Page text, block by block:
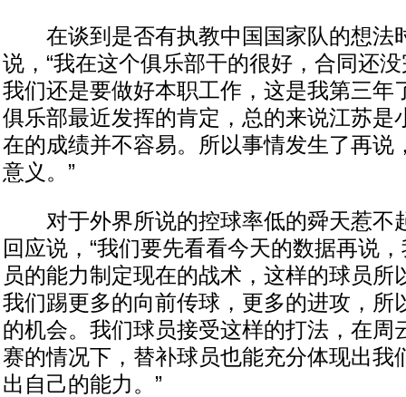
在谈到是否有执教中国国家队的想法
说，“我在这个俱乐部干的很好，合同还
我们还是要做好本职工作，这是我第三年
俱乐部最近发挥的肯定，总的来说江苏是
在的成绩并不容易。所以事情发生了再说
意义。”
对于外界所说的控球率低的舜天惹不
回应说，“我们要先看看今天的数据再说
员的能力制定现在的战术，这样的球员所
我们踢更多的向前传球，更多的进攻，所
的机会。我们球员接受这样的打法，在周
赛的情况下，替补球员也能充分体现出我
出自己的能力。”